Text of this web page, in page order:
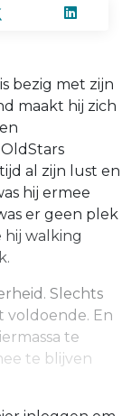
bezig met zijn
maakt hij zich
al zijn lust en
hij ermee
er geen plek
hij walking
Slechts
voldoende. En
te
te blijven